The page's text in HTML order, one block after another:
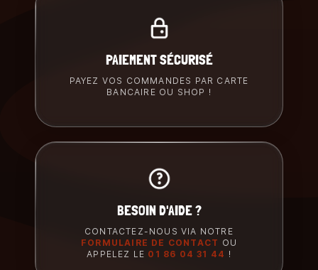
PAIEMENT SÉCURISÉ
PAYEZ VOS COMMANDES PAR CARTE
BANCAIRE OU SHOP !
BESOIN D'AIDE ?
CONTACTEZ-NOUS VIA NOTRE
FORMULAIRE DE CONTACT OU
APPELEZ LE 01 86 04 31 44 !